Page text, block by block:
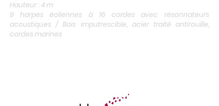
Hauteur : 4 m
9 harpes éoliennes à 16 cordes avec résonnateurs
acoustiques / Bois imputrescible, acier traité antirouille,
cordes marines